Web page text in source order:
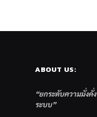
ABOUT US:
“ยกระดับความมั่งคั่
ระบบ”